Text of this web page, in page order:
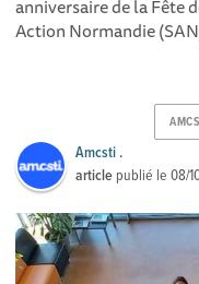
anniversaire de la Fête
Action Normandie
Amcsti .
article publié le08/